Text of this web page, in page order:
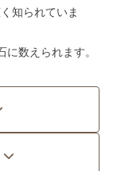
知られていま
数えられます。